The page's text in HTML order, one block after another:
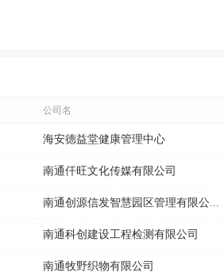
公司名
海安德益堂健康管理中心
南通仟旺文化传媒有限公司
南通创源信发智慧园区管理有限公...
南通科创建设工程检测有限公司
南通牧野织物有限公司